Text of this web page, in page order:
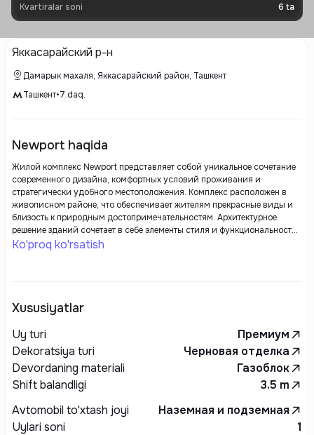
Kvartiralar soni 6 ta
Яккасарайский р-н
Дамарык махаля, Яккасарайский район, Ташкент
Ташкент•7 daq.
Newport haqida
Жилой комплекс Newport представляет собой уникальное сочетание
современного дизайна, комфортных условий проживания и
стратегически удобного местоположения. Комплекс расположен в
живописном районе, что обеспечивает жителям прекрасные виды и
близость к природным достопримечательностям. Архитектурное
решение зданий сочетает в себе элементы стиля и функциональности,
а продуманные планировки квартир позволяют максимально
Ko'proq ko'rsatish
Xususiyatlar
Uy turi
Премиум
Dekoratsiya turi
Черновая отделка
Devordaning materiali
Газоблок
Shift balandligi
3.5 m
Avtomobil to'xtash joyi
Наземная и подземная
Uylari soni
1